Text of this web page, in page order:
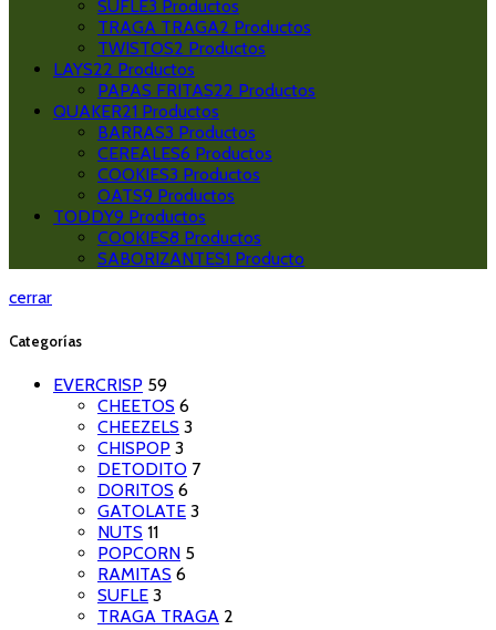
SUFLE3 Productos
TRAGA TRAGA2 Productos
TWISTOS2 Productos
LAYS22 Productos
PAPAS FRITAS22 Productos
QUAKER21 Productos
BARRAS3 Productos
CEREALES6 Productos
COOKIES3 Productos
OATS9 Productos
TODDY9 Productos
COOKIES8 Productos
SABORIZANTES1 Producto
cerrar
Categorías
EVERCRISP 59
CHEETOS 6
CHEEZELS 3
CHISPOP 3
DETODITO 7
DORITOS 6
GATOLATE 3
NUTS 11
POPCORN 5
RAMITAS 6
SUFLE 3
TRAGA TRAGA 2